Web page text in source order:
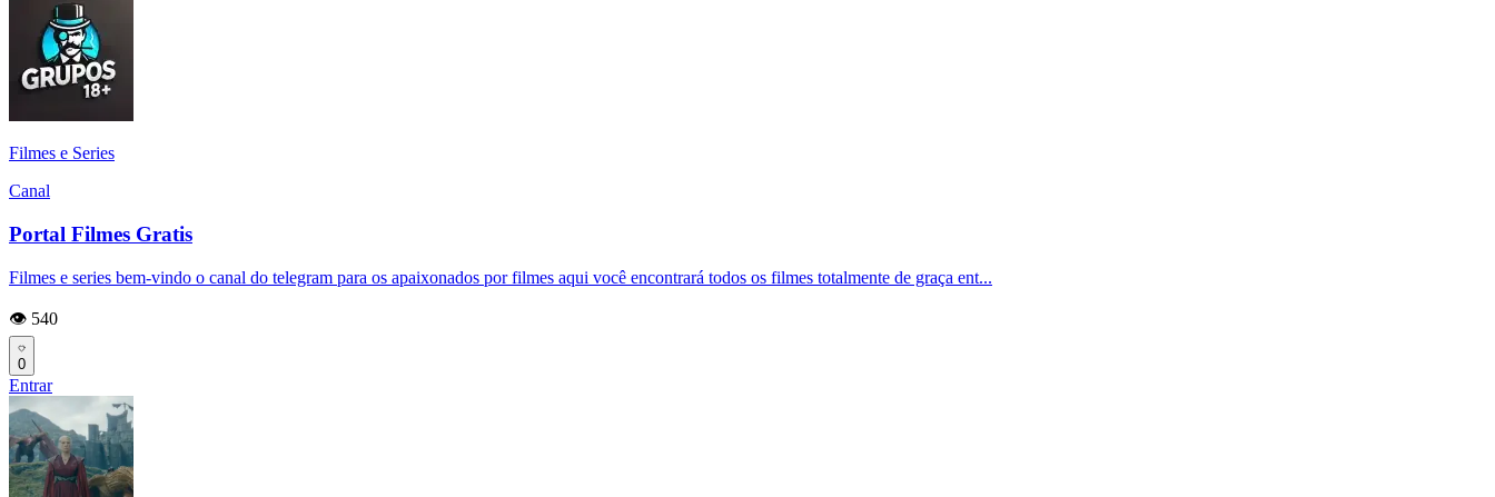
Filmes e Series
Canal
Portal Filmes Gratis
Filmes e series bem-vindo o canal do telegram para os apaixonados por filmes aqui você encontrará todos os filmes totalmente de graça ent...
👁️ 540
0
Entrar